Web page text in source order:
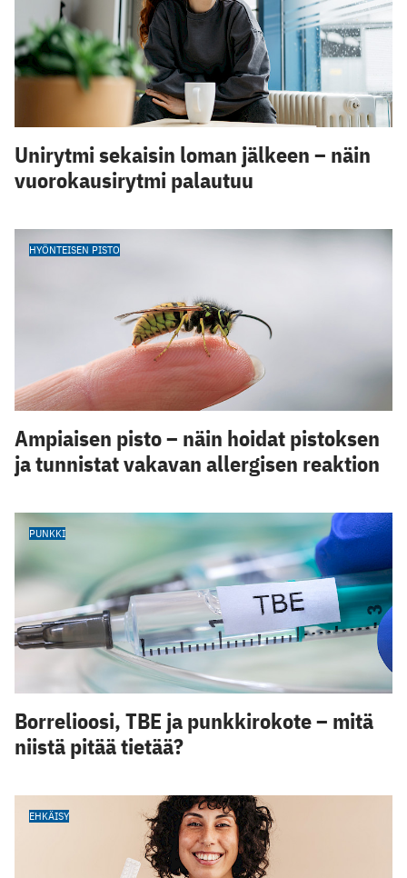
Unirytmi sekaisin loman jälkeen – näin
vuorokausirytmi palautuu
HYÖNTEISEN PISTO
Ampiaisen pisto – näin hoidat pistoksen
ja tunnistat vakavan allergisen reaktion
PUNKKI
Borrelioosi, TBE ja punkkirokote – mitä
niistä pitää tietää?
EHKÄISY